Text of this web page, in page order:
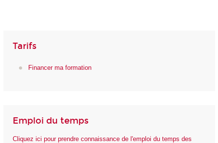
Tarifs
Financer ma formation
Emploi du temps
Cliquez ici pour prendre connaissance de l'emploi du temps des